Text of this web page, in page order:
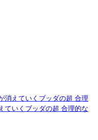
消えていくブッダの超 合理
ていくブッダの超 合理的な